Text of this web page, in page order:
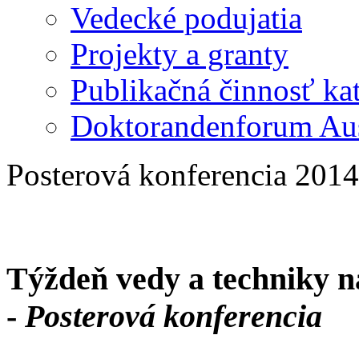
Vedecké podujatia
Projekty a granty
Publikačná činnosť
Doktorandenforum
Posterová konferencia 2014
Týždeň vedy a techniky
- Posterová konferencia